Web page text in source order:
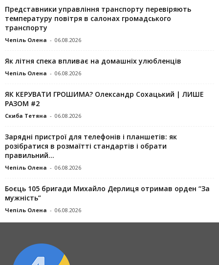
Представники управління транспорту перевіряють
температуру повітря в салонах громадського
транспорту
Чепіль Олена - 06.08.2026
Як літня спека впливає на домашніх улюбленців
Чепіль Олена - 06.08.2026
ЯК КЕРУВАТИ ГРОШИМА? Олександр Сохацький | ЛИШЕ
РАЗОМ #2
Скиба Тетяна - 06.08.2026
Зарядні пристрої для телефонів і планшетів: як
розібратися в розмаїтті стандартів і обрати
правильний...
Чепіль Олена - 06.08.2026
Боєць 105 бригади Михайло Дерлиця отримав орден “За
мужність”
Чепіль Олена - 06.08.2026